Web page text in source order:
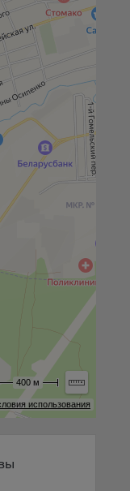
использования
400 м